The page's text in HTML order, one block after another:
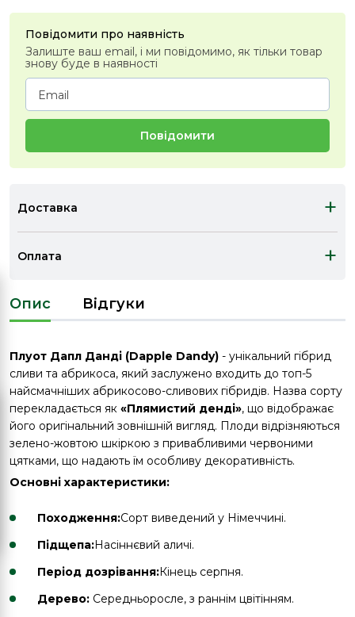
Повідомити про наявність
Залиште ваш email, і ми повідомимо, як тільки товар
знову буде в наявності
Повідомити
Доставка +
Оплата +
Опис Відгуки
Плуот Дапл Данді (Dapple Dandy) - унікальний гібрид
сливи та абрикоса, який заслужено входить до топ-5
найсмачніших абрикосово-сливових гібридів. Назва сорту
перекладається як «Плямистий денді», що відображає
його оригінальний зовнішній вигляд. Плоди відрізняються
зелено-жовтою шкіркою з привабливими червоними
цятками, що надають їм особливу декоративність.
Основні характеристики:
Походження:Сорт виведений у Німеччині.
Підщепа:Насіннєвий аличі.
Період дозрівання:Кінець серпня.
Дерево: Середньоросле, з раннім цвітінням.